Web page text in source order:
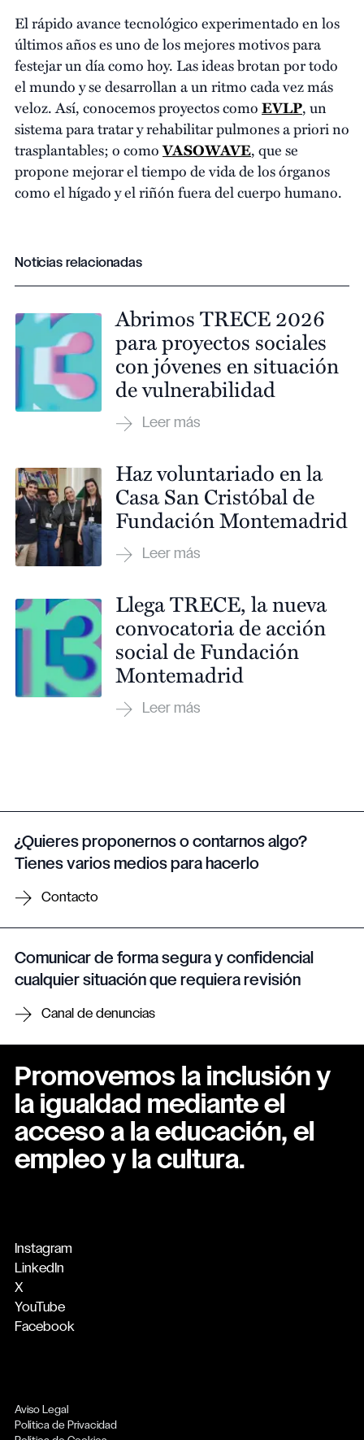
El rápido avance tecnológico experimentado en los
últimos años es uno de los mejores motivos para
festejar un día como hoy. Las ideas brotan por todo
el mundo y se desarrollan a un ritmo cada vez más
veloz. Así, conocemos proyectos comoEVLP, un
sistema para tratar y rehabilitar pulmones a priori no
trasplantables; o comoVASOWAVE, que se
propone mejorar el tiempo de vida de los órganos
como el hígado y el riñón fuera del cuerpo humano.
Noticias relacionadas
Abrimos TRECE 2026
para proyectos sociales
con jóvenes en situación
de vulnerabilidad
Haz voluntariado en la
Casa San Cristóbal de
Fundación Montemadrid
Llega TRECE, la nueva
convocatoria de acción
social de Fundación
Montemadrid
¿Quieres proponernos o contarnos algo?
Tienes varios medios para hacerlo
Contacto
Comunicar de forma segura y confidencial
cualquier situación que requiera revisión
Canal de denuncias
Promovemos la inclusión y
la igualdad mediante el
acceso a la educación, el
empleo y la cultura.
Instagram
LinkedIn
X
YouTube
Facebook
Aviso Legal
Política de Privacidad